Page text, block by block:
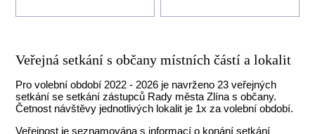
Veřejná setkání s občany místních částí a lokalit
Pro volební období 2022 - 2026 je navrženo 23 veřejných
setkání se setkání zástupců Rady města Zlína s občany.
Četnost návštěvy jednotlivých lokalit je 1x za volební období.
Veřejnost je seznamována s informací o konání setkání